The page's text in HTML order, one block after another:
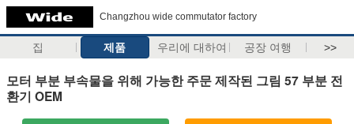
Changzhou wide commutator factory
집 제품 우리에 대하여 공장 여행 >>
모터 부분 부속물을 위해 가능한 주문 제작된 그림 57 부분 전
환기 OEM